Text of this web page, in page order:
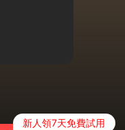
新人領7天免費試用